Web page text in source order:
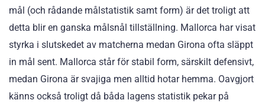
mål (och rådande målstatistik samt form) är det troligt att
detta blir en ganska målsnål tillställning. Mallorca har visat
styrka i slutskedet av matcherna medan Girona ofta släppt
in mål sent. Mallorca står för stabil form, särskilt defensivt,
medan Girona är svajiga men alltid hotar hemma. Oavgjort
känns också troligt då båda lagens statistik pekar på